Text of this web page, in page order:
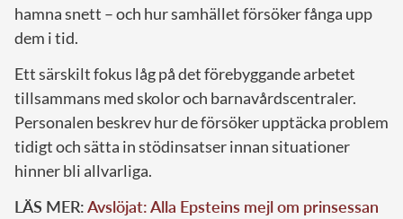
hamna snett – och hur samhället försöker fånga upp
dem i tid.
Ett särskilt fokus låg på det förebyggande arbetet
tillsammans med skolor och barnavårdscentraler.
Personalen beskrev hur de försöker upptäcka problem
tidigt och sätta in stödinsatser innan situationer
hinner bli allvarliga.
LÄS MER:Avslöjat: Alla Epsteins mejl om prinsessan